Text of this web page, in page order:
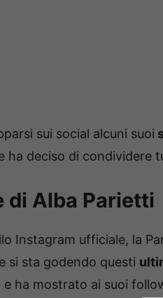
sui social alcuni suoi
ha deciso di condividere
di Alba Parietti
Instagram ufficiale, la
si sta godendo questi
e ha mostrato ai suoi